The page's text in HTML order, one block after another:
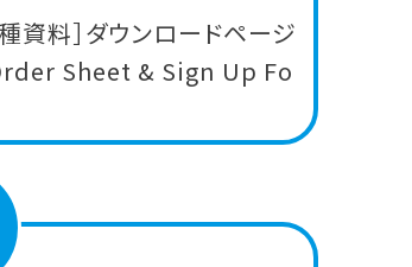
種資料］ダウンロードページ
Sheet & Sign Up Fo